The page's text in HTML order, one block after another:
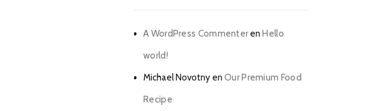
A WordPress CommenterenHello
world!
Michael Novotny en Our Premium Food
Recipe